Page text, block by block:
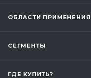
ОБЛАСТИ ПРИМЕНЕНИЯ
СЕГМЕНТЫ
ГДЕ КУПИТЬ?